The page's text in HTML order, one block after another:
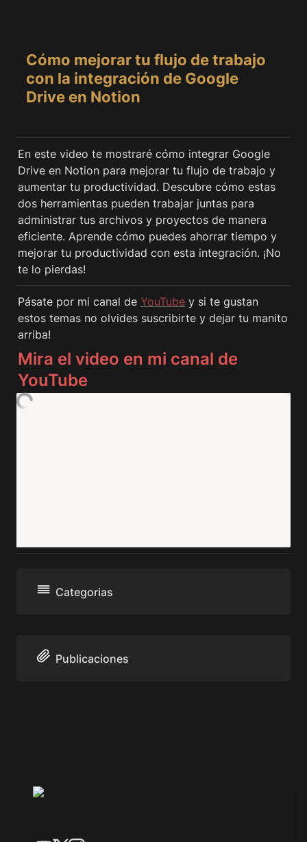
Cómo mejorar tu flujo de trabajo
con la integración de Google
Drive en Notion
En este video te mostraré cómo integrar Google
Drive en Notion para mejorar tu flujo de trabajo y
aumentar tu productividad. Descubre cómo estas
dos herramientas pueden trabajar juntas para
administrar tus archivos y proyectos de manera
eficiente. Aprende cómo puedes ahorrar tiempo y
mejorar tu productividad con esta integración. ¡No
te lo pierdas!
Pásate por mi canal de YouTube y si te gustan
estos temas no olvides suscribirte y dejar tu manito
arriba!
Mira el video en mi canal de
YouTube
Categorias
Publicaciones